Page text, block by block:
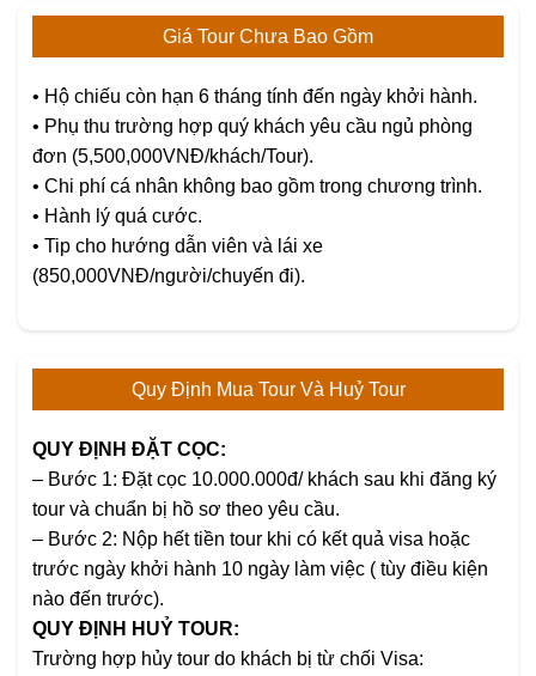
Giá Tour Chưa Bao Gồm
• Hộ chiếu còn hạn 6 tháng tính đến ngày khởi hành.
• Phụ thu trường hợp quý khách yêu cầu ngủ phòng
đơn (5,500,000VNĐ/khách/Tour).
• Chi phí cá nhân không bao gồm trong chương trình.
• Hành lý quá cước.
• Tip cho hướng dẫn viên và lái xe
(850,000VNĐ/người/chuyến đi).
Quy Định Mua Tour Và Huỷ Tour
QUY ĐỊNH ĐẶT CỌC:
– Bước 1: Đặt cọc 10.000.000đ/ khách sau khi đăng ký
tour và chuẩn bị hồ sơ theo yêu cầu.
– Bước 2: Nộp hết tiền tour khi có kết quả visa hoặc
trước ngày khởi hành 10 ngày làm việc ( tùy điều kiện
nào đến trước).
QUY ĐỊNH HUỶ TOUR:
Trường hợp hủy tour do khách bị từ chối Visa: